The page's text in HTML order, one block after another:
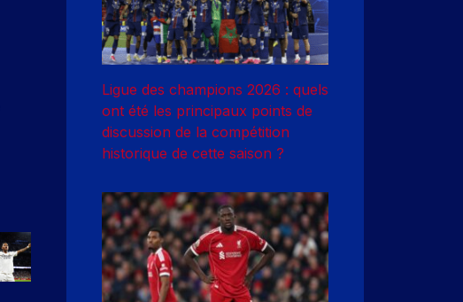
Ligue des champions 2026 : quels
ont été les principaux points de
discussion de la compétition
historique de cette saison ?